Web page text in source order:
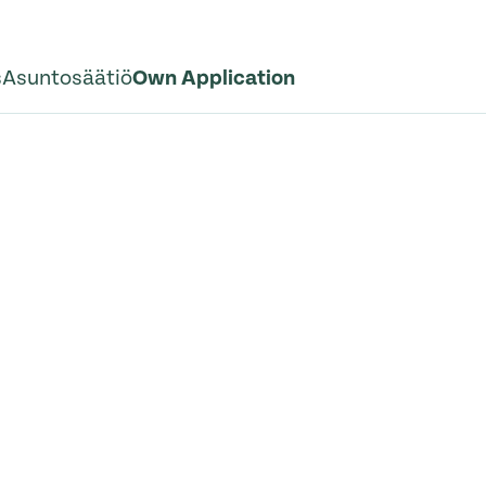
AsuntosäätiöOwn Application